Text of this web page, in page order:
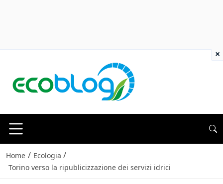
Home / Ecologia /
Torino verso la ripublicizzazione dei servizi idrici
×